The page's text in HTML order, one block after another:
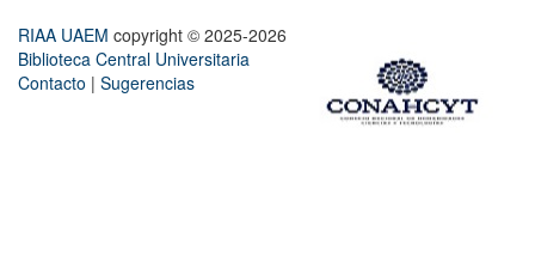
RIAA UAEM copyright © 2025-2026
Biblioteca Central Universitaria
Contacto | Sugerencias